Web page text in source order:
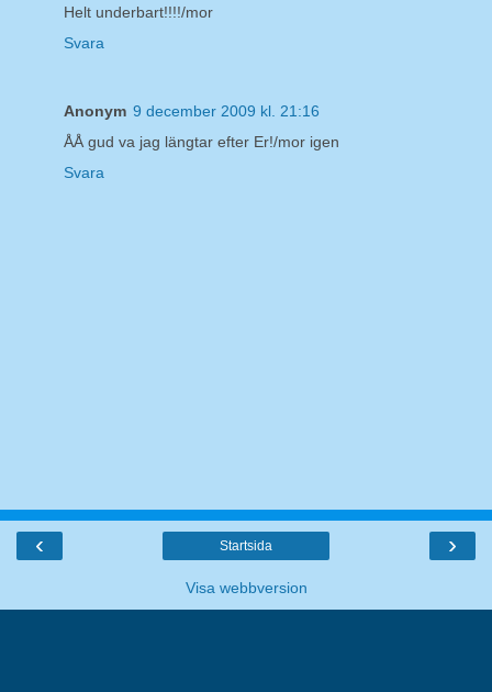
Helt underbart!!!!/mor
Svara
Anonym 9 december 2009 kl. 21:16
ÅÅ gud va jag längtar efter Er!/mor igen
Svara
‹ ›
Startsida
Visa webbversion